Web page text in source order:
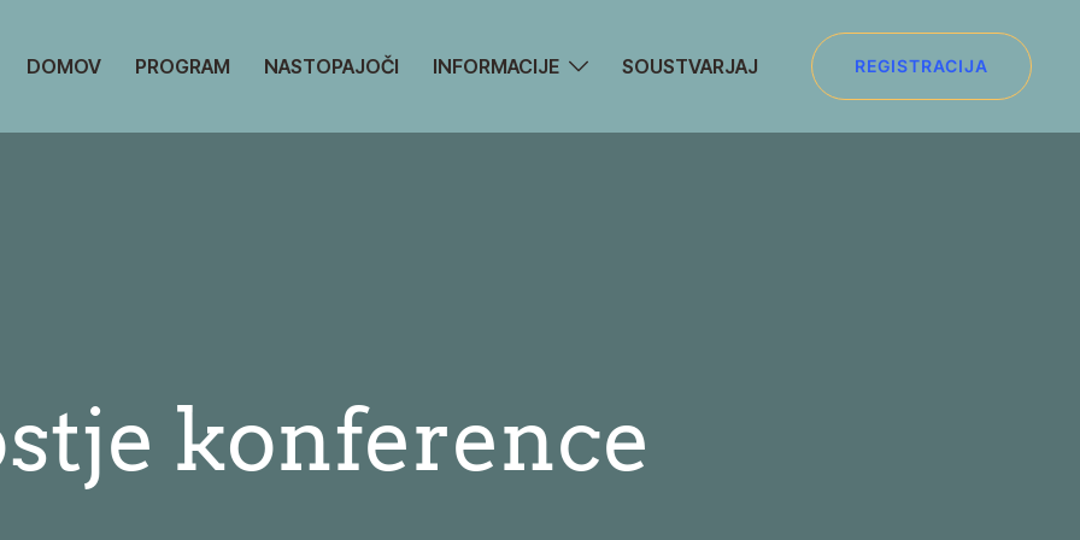
DOMOV PROGRAM NASTOPAJOČI INFORMACIJE SOUSTVARJAJ REGISTRACIJA
konference